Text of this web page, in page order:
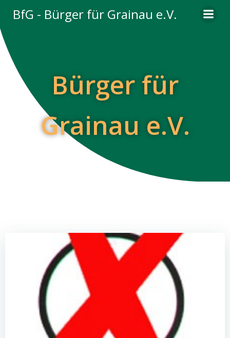
Inhalt
BfG - Bürger für Grainau e.V.
Bürger für
Grainau e.V.